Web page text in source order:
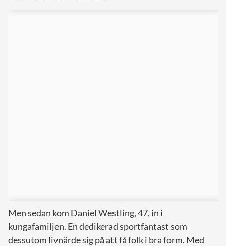
Men sedan kom Daniel Westling, 47, in i
kungafamiljen. En dedikerad sportfantast som
dessutom livnärde sig på att få folk i bra form. Med